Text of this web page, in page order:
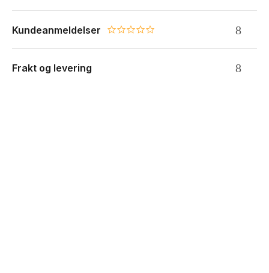
Kundeanmeldelser 0.0 star rating
Frakt og levering